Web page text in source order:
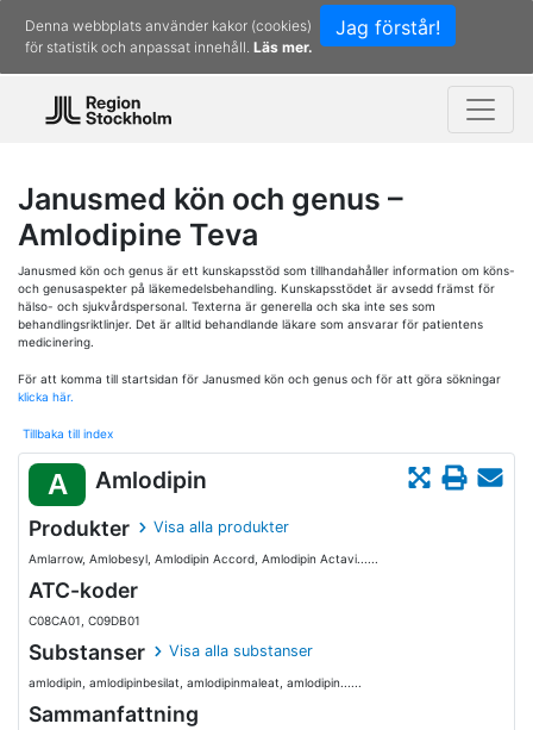
Jag förstår!
Denna webbplats använder kakor (cookies)
för statistik och anpassat innehåll. Läs mer.
Janusmed kön och genus –
Amlodipine Teva
Janusmed kön och genus är ett kunskapsstöd som tillhandahåller information om köns-
och genusaspekter på läkemedelsbehandling. Kunskapsstödet är avsedd främst för
hälso- och sjukvårdspersonal. Texterna är generella och ska inte ses som
behandlingsriktlinjer. Det är alltid behandlande läkare som ansvarar för patientens
medicinering.
För att komma till startsidan för Janusmed kön och genus och för att göra sökningar
klicka här.
Tillbaka till index
A Amlodipin
Produkter Visa alla produkter
Amlarrow, Amlobesyl, Amlodipin Accord, Amlodipin Actavi......
ATC-koder
C08CA01, C09DB01
Substanser Visa alla substanser
amlodipin, amlodipinbesilat, amlodipinmaleat, amlodipin......
Sammanfattning